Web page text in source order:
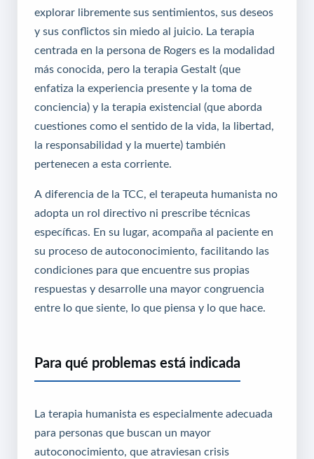
explorar libremente sus sentimientos, sus deseos
y sus conflictos sin miedo al juicio. La terapia
centrada en la persona de Rogers es la modalidad
más conocida, pero la terapia Gestalt (que
enfatiza la experiencia presente y la toma de
conciencia) y la terapia existencial (que aborda
cuestiones como el sentido de la vida, la libertad,
la responsabilidad y la muerte) también
pertenecen a esta corriente.
A diferencia de la TCC, el terapeuta humanista no
adopta un rol directivo ni prescribe técnicas
específicas. En su lugar, acompaña al paciente en
su proceso de autoconocimiento, facilitando las
condiciones para que encuentre sus propias
respuestas y desarrolle una mayor congruencia
entre lo que siente, lo que piensa y lo que hace.
Para qué problemas está indicada
La terapia humanista es especialmente adecuada
para personas que buscan un mayor
autoconocimiento, que atraviesan crisis